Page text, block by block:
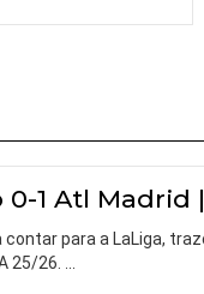
1 Atl Madrid
para a LaLiga,
25/26.